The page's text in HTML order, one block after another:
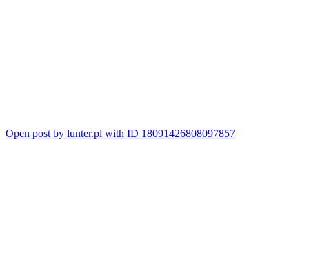
Open post by lunter.pl with ID 18091426808097857